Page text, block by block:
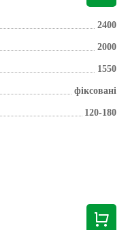
2400
2000
1550
фіксовані
120-180